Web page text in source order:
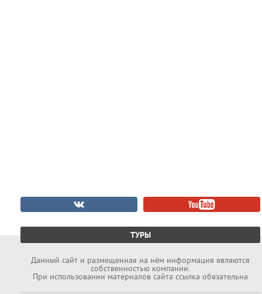
ТУРЫ
Данный cайт и размещенная на нём информация являются
собственностью компании.
При использовании материалов сайта ссылка обязательна